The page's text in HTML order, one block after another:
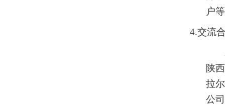
户等
4.交流
陕
拉
公